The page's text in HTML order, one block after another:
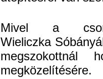
Mivel a
Wieliczka
megszokottnál
megközelítésére.